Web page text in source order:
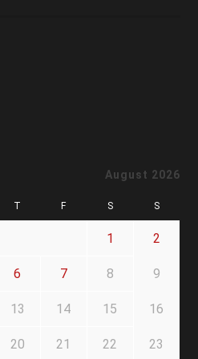
August 2026
T F S S
1 2
6 7 8 9
13 14 15 16
20 21 22 23